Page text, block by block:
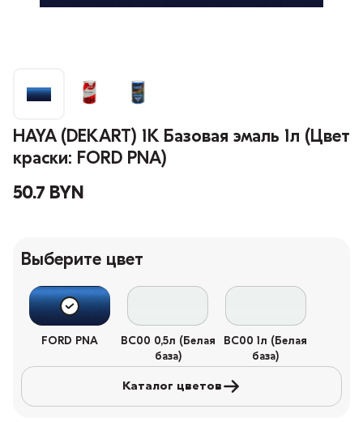
HAYA (DEKART) 1К Базовая эмаль 1л (Цвет
краски: FORD PNA)
50.7 BYN
Выберите цвет
FORD PNA
BC00 0,5л (Белая
база)
BC00 1л (Белая
база)
Каталог цветов